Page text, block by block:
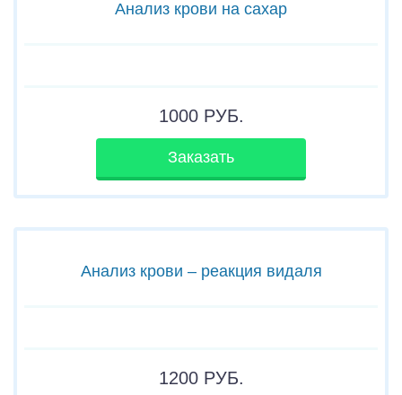
Анализ крови на сахар
1000РУБ.
Заказать
Анализ крови – реакция видаля
1200РУБ.